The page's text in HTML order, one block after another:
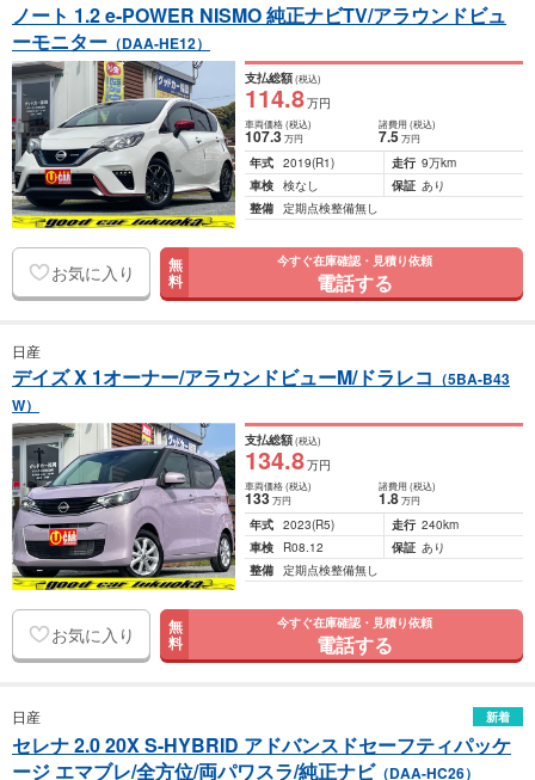
ノート 1.2 e-POWER NISMO 純正ナビTV/アラウンドビュ
ーモニター （DAA-HE12）
支払総額(税込)
114.8万円
車両価格(税込)
107.3万円
諸費用 (税込)
7.5 万円
年式 2019(R1) 走行 9万km
車検 検なし 保証 あり
整備 定期点検整備無し
お気に入り 無
料
今すぐ在庫確認・見積り依頼
電話する
日産
デイズ X 1オーナー/アラウンドビューM/ドラレコ （5BA-B43
W）
支払総額(税込)
134.8万円
車両価格(税込)
133万円
諸費用 (税込)
1.8 万円
年式 2023(R5) 走行 240km
車検
R08.12 保証 あり
整備 定期点検整備無し
お気に入り 無
料
今すぐ在庫確認・見積り依頼
電話する
日産 新着
セレナ 2.0 20X S-HYBRID アドバンスドセーフティパッケ
ージ エマブレ/全方位/両パワスラ/純正ナビ（DAA-HC26）